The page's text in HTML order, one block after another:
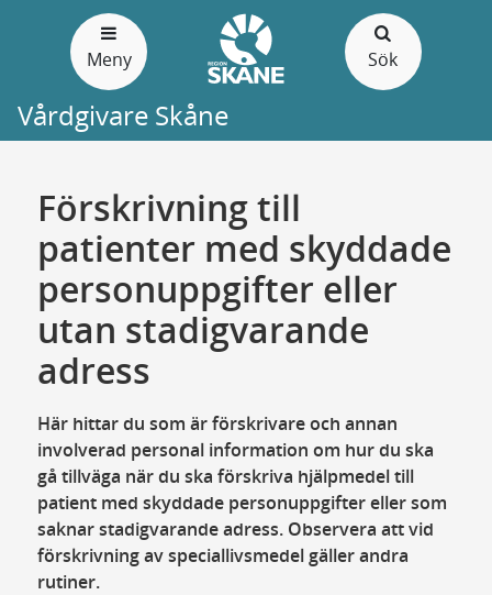
Meny Sök
Vårdgivare Skåne
Förskrivning till
patienter med skyddade
personuppgifter eller
utan stadigvarande
adress
Här hittar du som är förskrivare och annan
involverad personal information om hur du ska
gå tillväga när du ska förskriva hjälpmedel till
patient med skyddade personuppgifter eller som
saknar stadigvarande adress. Observera att vid
förskrivning av speciallivsmedel gäller andra
rutiner.